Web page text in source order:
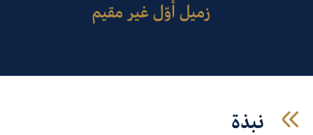
زميل أوّل غير مقيم
نبذة